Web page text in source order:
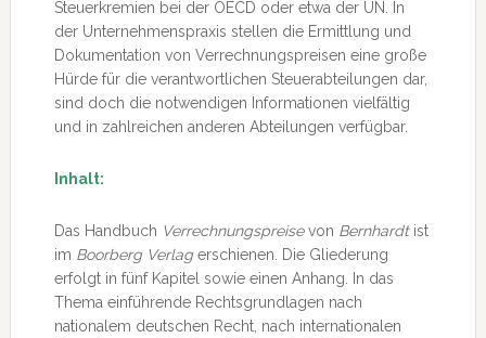
Steuerkremien bei der OECD oder etwa der UN. In
der Unternehmenspraxis stellen die Ermittlung und
Dokumentation von Verrechnungspreisen eine große
Hürde für die verantwortlichen Steuerabteilungen dar,
sind doch die notwendigen Informationen vielfältig
und in zahlreichen anderen Abteilungen verfügbar.
Inhalt:
Das Handbuch Verrechnungspreisevon Bernhardtist
im Boorberg Verlagerschienen. Die Gliederung
erfolgt in fünf Kapitel sowie einen Anhang. In das
Thema einführende Rechtsgrundlagen nach
nationalem deutschen Recht, nach internationalen